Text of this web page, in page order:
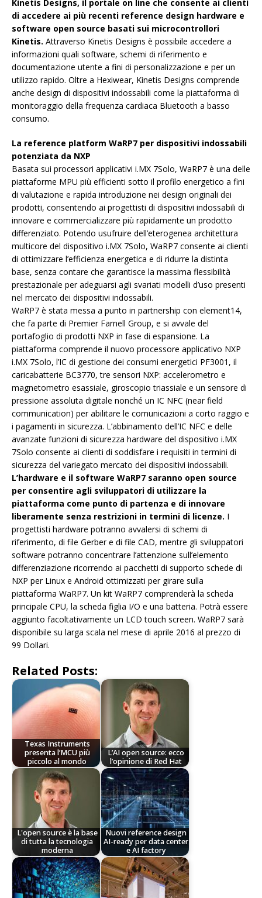
Kinetis Designs, il portale on line che consente ai clienti
di accedere ai più recenti reference design hardware e
software open source basati sui microcontrollori
Kinetis. Attraverso Kinetis Designs è possibile accedere a
informazioni quali software, schemi di riferimento e
documentazione utente a fini di personalizzazione e per un
utilizzo rapido. Oltre a Hexiwear, Kinetis Designs comprende
anche design di dispositivi indossabili come la piattaforma di
monitoraggio della frequenza cardiaca Bluetooth a basso
consumo.
La reference platform WaRP7 per dispositivi indossabili
potenziata da NXP
Basata sui processori applicativi i.MX 7Solo, WaRP7 è una delle
piattaforme MPU più efficienti sotto il profilo energetico a fini
di valutazione e rapida introduzione nei design originali dei
prodotti, consentendo ai progettisti di dispositivi indossabili di
innovare e commercializzare più rapidamente un prodotto
differenziato. Potendo usufruire dell’eterogenea architettura
multicore del dispositivo i.MX 7Solo, WaRP7 consente ai clienti
di ottimizzare l’efficienza energetica e di ridurre la distinta
base, senza contare che garantisce la massima flessibilità
prestazionale per adeguarsi agli svariati modelli d’uso presenti
nel mercato dei dispositivi indossabili.
WaRP7 è stata messa a punto in partnership con element14,
che fa parte di Premier Farnell Group, e si avvale del
portafoglio di prodotti NXP in fase di espansione. La
piattaforma comprende il nuovo processore applicativo NXP
i.MX 7Solo, l’IC di gestione dei consumi energetici PF3001, il
caricabatterie BC3770, tre sensori NXP: accelerometro e
magnetometro esassiale, giroscopio triassiale e un sensore di
pressione assoluta digitale nonché un IC NFC (near field
communication) per abilitare le comunicazioni a corto raggio e
i pagamenti in sicurezza. L’abbinamento dell’IC NFC e delle
avanzate funzioni di sicurezza hardware del dispositivo i.MX
7Solo consente ai clienti di soddisfare i requisiti in termini di
sicurezza del variegato mercato dei dispositivi indossabili.
L’hardware e il software WaRP7 saranno open source
per consentire agli sviluppatori di utilizzare la
piattaforma come punto di partenza e di innovare
liberamente senza restrizioni in termini di licenze. I
progettisti hardware potranno avvalersi di schemi di
riferimento, di file Gerber e di file CAD, mentre gli sviluppatori
software potranno concentrare l’attenzione sull’elemento
differenziazione ricorrendo ai pacchetti di supporto schede di
NXP per Linux e Android ottimizzati per girare sulla
piattaforma WaRP7. Un kit WaRP7 comprenderà la scheda
principale CPU, la scheda figlia I/O e una batteria. Potrà essere
aggiunto facoltativamente un LCD touch screen. WaRP7 sarà
disponibile su larga scala nel mese di aprile 2016 al prezzo di
99 Dollari.
Related Posts:
Texas Instruments
presenta l’MCU più
piccolo al mondo
L’AI open source: ecco
l’opinione di Red Hat
L'open source è la base
di tutta la tecnologia
moderna
Nuovi reference design
AI-ready per data center
e AI factory